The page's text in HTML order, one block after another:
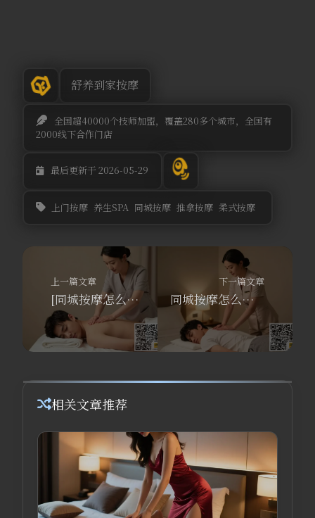
舒养到家按摩
全国超40000个技师加盟，覆盖280多个城市，全国有
2000线下合作门店
最后更新于 2026-05-29
上门按摩 养生SPA 同城按摩 推拿按摩 柔式按摩
上一篇文章
[同城按摩怎么选？舒养到家按摩APP教你避开三大坑]
下一篇文章
同城按摩怎么选正规平台？舒养到家按摩300元券+30分钟上门，男士专属
相关文章推荐